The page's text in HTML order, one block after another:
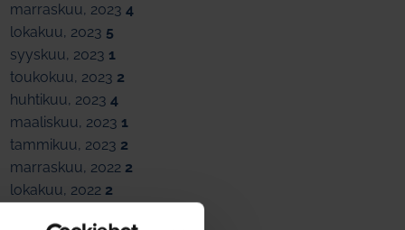
marraskuu, 20234
lokakuu, 2023 5
syyskuu, 2023 1
toukokuu, 2023 2
huhtikuu, 20234
maaliskuu, 2023 1
tammikuu, 2023 2
marraskuu, 2022 2
lokakuu, 2022 2